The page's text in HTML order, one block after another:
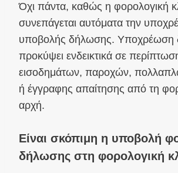
Όχι πάντα, καθώς η φορολογική
συνεπάγεται αυτόματα την
υποβολής δήλωσης. Υποχρέωση
προκύψει ενδεικτικά σε
εισοδημάτων, παροχών,
ή έγγραφης απαίτησης από τη
αρχή.
Είναι σκόπιμη η υποβολή
δήλωσης στη φορολογική